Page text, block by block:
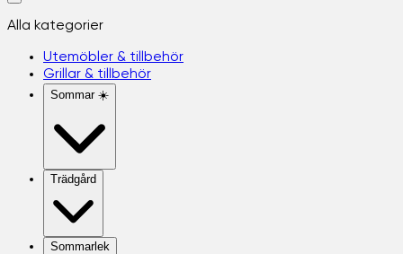
Alla kategorier
Utemöbler & tillbehör
Grillar & tillbehör
Sommar ☀️
Trädgård
Sommarlek